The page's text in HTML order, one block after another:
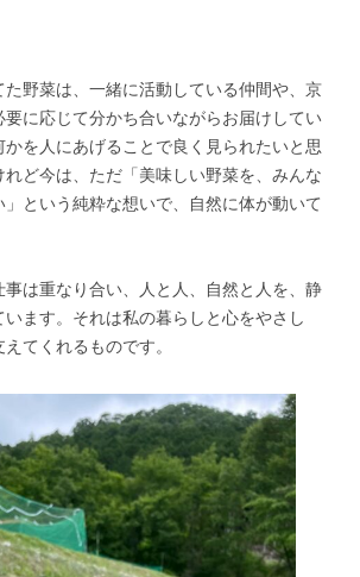
野菜は、一緒に活動している仲間や、京
に応じて分かち合いながらお届けしてい
かを人にあげることで良く見られたいと思
ど今は、ただ「美味しい野菜を、みんな
という純粋な想いで、自然に体が動いて
事は重なり合い、人と人、自然と人を、静
ます。それは私の暮らしと心をやさし
てくれるものです。